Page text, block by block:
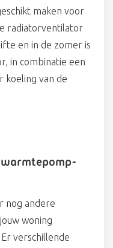
maken voor
radiatorventilator
en in de zomer is
in combinatie een
koeling van de
nog andere
woning
verschillende